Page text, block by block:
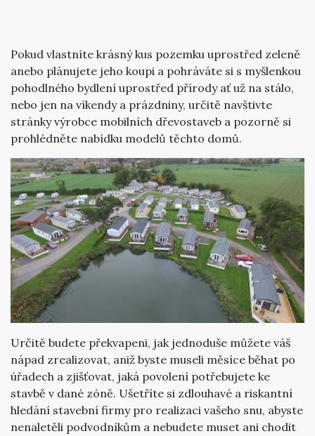
Pokud vlastníte krásný kus pozemku uprostřed zeleně
anebo plánujete jeho koupi a pohráváte si s myšlenkou
pohodlného bydlení uprostřed přírody ať už na stálo,
nebo jen na víkendy a prázdniny, určitě navštivte
stránky výrobce mobilních dřevostaveb a pozorně si
prohlédněte nabídku modelů těchto domů.
Určitě budete překvapeni, jak jednoduše můžete váš
nápad zrealizovat, aniž byste museli měsíce běhat po
úřadech a zjišťovat, jaká povolení potřebujete ke
stavbě v dané zóně. Ušetříte si zdlouhavé a riskantní
hledání stavební firmy pro realizaci vašeho snu, abyste
nenaletěli podvodníkům a nebudete muset ani chodit